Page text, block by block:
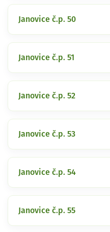
Janovice č.p. 50
Janovice č.p. 51
Janovice č.p. 52
Janovice č.p. 53
Janovice č.p. 54
Janovice č.p. 55